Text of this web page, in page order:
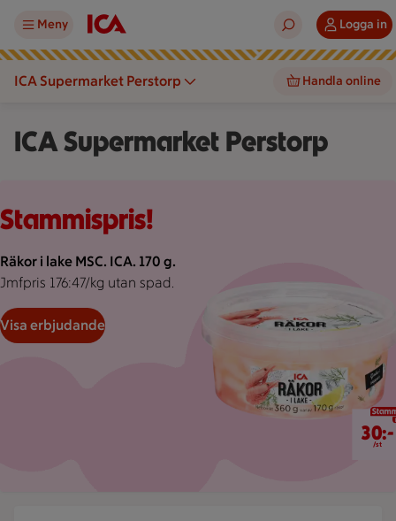
Meny Logga in
ICA Supermarket Perstorp Handla online
ICA Supermarket Perstorp
Stammispris!
Räkor i lake MSC. ICA. 170 g.
Jmfpris 176:47/kg utan spad.
Visa erbjudande
30 kr/st
30:-
/st